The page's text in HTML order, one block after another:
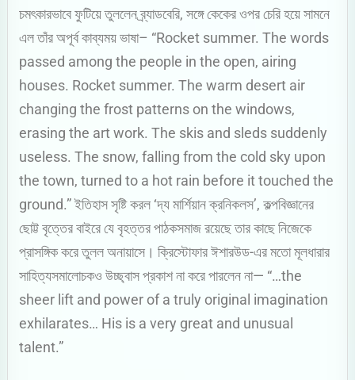
চমৎকারভাবে ফুটিয়ে তুললেন ব্র্যাডবেরি, সঙ্গে কেকের ওপর চেরি হয়ে সামনে
এল তাঁর অপূর্ব কাব্যময় ভাষা– “Rocket summer. The words
passed among the people in the open, airing
houses. Rocket summer. The warm desert air
changing the frost patterns on the windows,
erasing the art work. The skis and sleds suddenly
useless. The snow, falling from the cold sky upon
the town, turned to a hot rain before it touched the
ground.” ইতিহাস সৃষ্টি করল ‘দ্য মার্শিয়ান ক্রনিকলস’, কল্পবিজ্ঞানের
ছোট্ট বৃত্তের বাইরে যে বৃহত্তর পাঠকসমাজ রয়েছে তার কাছে নিজেকে
প্রাসঙ্গিক করে তুলল অনায়াসে। ক্রিস্টোফার ঈশারউড-এর মতো মূলধারার
সাহিত্যসমালোচকও উচ্ছ্বাস প্রকাশ না করে পারলেন না— “…the
sheer lift and power of a truly original imagination
exhilarates… His is a very great and unusual
talent.”